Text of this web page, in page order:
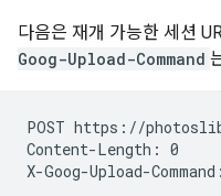
다음은 재개 가능한 세션
Goog-Upload-Command
POST https://
Content-Length: 0